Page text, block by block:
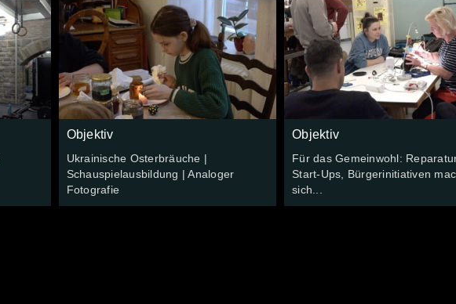
Objektiv
Ukrainische Osterbräuche |
Schauspielausbildung | Analoger
Fotografie
Objektiv
Für das Gemeinwohl:
Start-Ups, Bürgerinitiativen
sich...